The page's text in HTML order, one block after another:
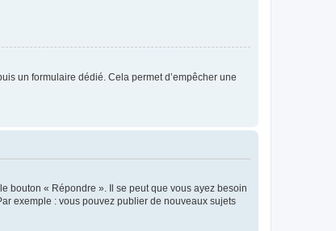
un formulaire dédié. Cela permet d’empêcher une
bouton « Répondre ». Il se peut que vous ayez besoin
exemple : vous pouvez publier de nouveaux sujets